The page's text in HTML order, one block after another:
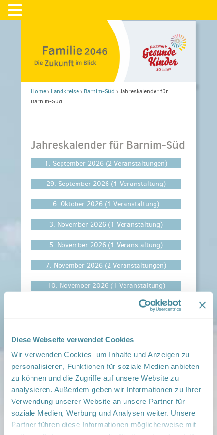
Diese Webseite verwendet Cookies
Wir verwenden Cookies, um Inhalte und Anzeigen zu
personalisieren, Funktionen für soziale Medien anbieten
zu können und die Zugriffe auf unsere Website zu
analysieren. Außerdem geben wir Informationen zu Ihrer
Verwendung unserer Website an unsere Partner für
soziale Medien, Werbung und Analysen weiter. Unsere
Partner führen diese Informationen möglicherweise mit
Home› Landkreise› Barnim-Süd ›Jahreskalender für
Barnim-Süd
Jahreskalender für Barnim-Süd
1. September 2026 (2 Veranstaltungen)
29. September 2026 (1 Veranstaltung)
6. Oktober 2026 (1 Veranstaltung)
3. November 2026 (1 Veranstaltung)
5. November 2026 (1 Veranstaltung)
7. November 2026 (2 Veranstaltungen)
10. November 2026 (1 Veranstaltung)
(1 Veranstaltung)
Kategorien
Aktivitäten für Familienpat/innen
Elternwissen
Familien-Gruppen, -Treffs & -Kurse
Schulungen für Familienpat/innen
Sonstige Veranstaltungen
Stammtisch für Familienpat/innen
Weiterbildungen für Familienpat/innen